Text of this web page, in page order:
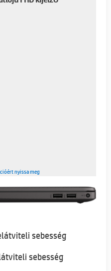
nyissa meg
sebesség
sebesség